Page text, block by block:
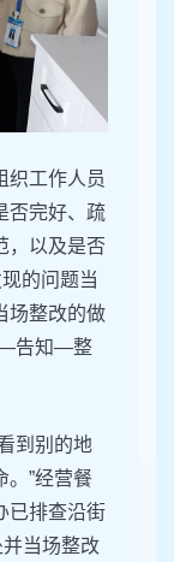
织工作人员
否完好、疏
，以及是否
的问题当
场整改的做
—告知—整
到别的地
。”经营餐
已排查沿街
当场整改